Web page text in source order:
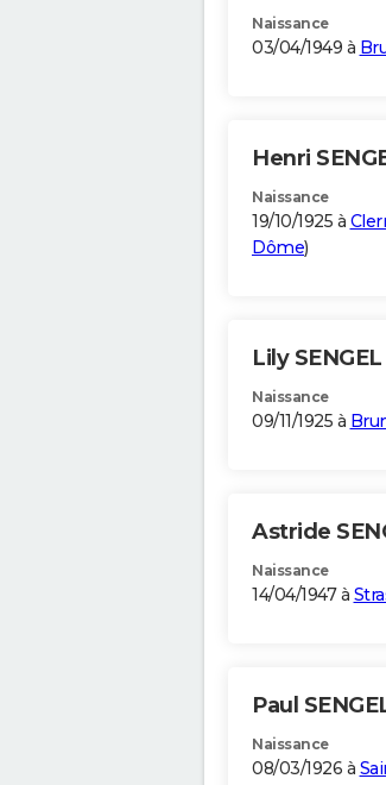
Naissance
03/04/1949 à
Henri
Naissance
19/10/1925 à
Dôme)
Lily SENGEL
Naissance
09/11/1925 à
Astride
Naissance
14/04/1947 à
Paul
Naissance
08/03/1926 à